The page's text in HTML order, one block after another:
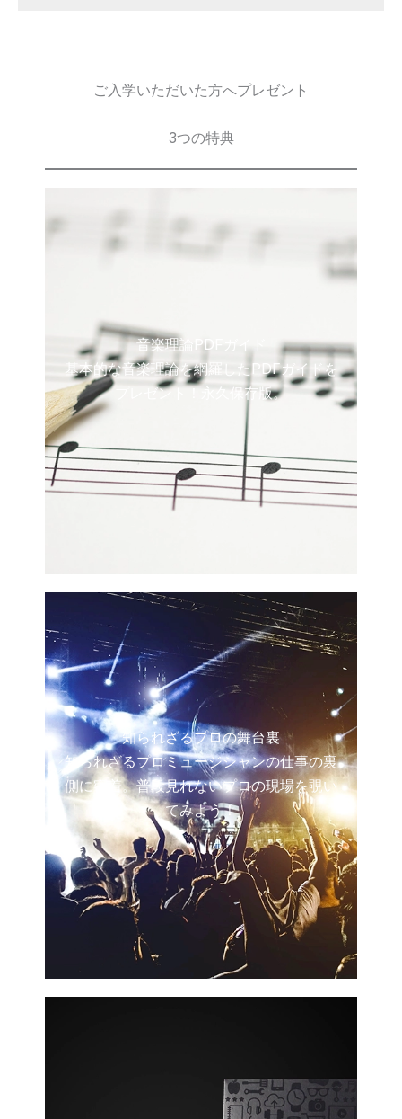
ご入学いただいた方へプレゼント
3つの特典
音楽理論PDFガイド
基本的な音楽理論を網羅したPDFガイドを
プレゼント！永久保存版。
知られざるプロの舞台裏
知られざるプロミュージシャンの仕事の裏
側に密着。普段見れないプロの現場を覗い
てみよう！